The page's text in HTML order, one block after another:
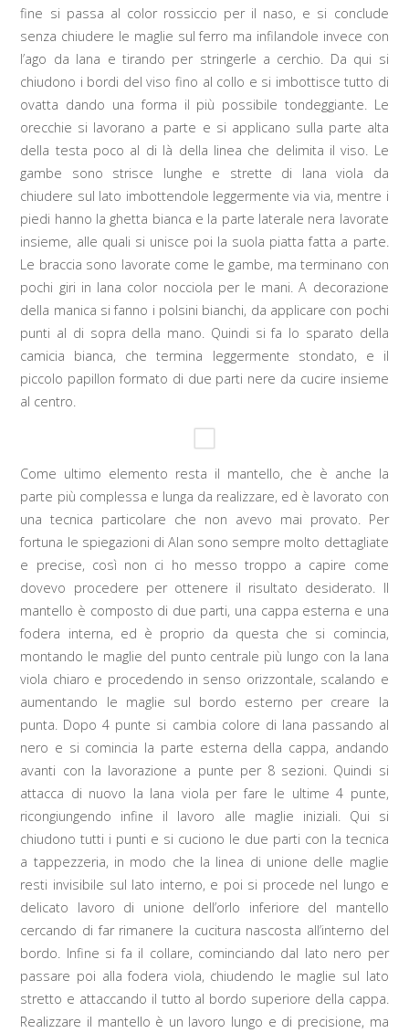
fine si passa al color rossiccio per il naso, e si conclude
senza chiudere le maglie sul ferro ma infilandole invece con
l’ago da lana e tirando per stringerle a cerchio. Da qui si
chiudono i bordi del viso fino al collo e si imbottisce tutto di
ovatta dando una forma il più possibile tondeggiante. Le
orecchie si lavorano a parte e si applicano sulla parte alta
della testa poco al di là della linea che delimita il viso. Le
gambe sono strisce lunghe e strette di lana viola da
chiudere sul lato imbottendole leggermente via via, mentre i
piedi hanno la ghetta bianca e la parte laterale nera lavorate
insieme, alle quali si unisce poi la suola piatta fatta a parte.
Le braccia sono lavorate come le gambe, ma terminano con
pochi giri in lana color nocciola per le mani. A decorazione
della manica si fanno i polsini bianchi, da applicare con pochi
punti al di sopra della mano. Quindi si fa lo sparato della
camicia bianca, che termina leggermente stondato, e il
piccolo papillon formato di due parti nere da cucire insieme
al centro.
Come ultimo elemento resta il mantello, che è anche la
parte più complessa e lunga da realizzare, ed è lavorato con
una tecnica particolare che non avevo mai provato. Per
fortuna le spiegazioni di Alan sono sempre molto dettagliate
e precise, così non ci ho messo troppo a capire come
dovevo procedere per ottenere il risultato desiderato. Il
mantello è composto di due parti, una cappa esterna e una
fodera interna, ed è proprio da questa che si comincia,
montando le maglie del punto centrale più lungo con la lana
viola chiaro e procedendo in senso orizzontale, scalando e
aumentando le maglie sul bordo esterno per creare la
punta. Dopo 4 punte si cambia colore di lana passando al
nero e si comincia la parte esterna della cappa, andando
avanti con la lavorazione a punte per 8 sezioni. Quindi si
attacca di nuovo la lana viola per fare le ultime 4 punte,
ricongiungendo infine il lavoro alle maglie iniziali. Qui si
chiudono tutti i punti e si cuciono le due parti con la tecnica
a tappezzeria, in modo che la linea di unione delle maglie
resti invisibile sul lato interno, e poi si procede nel lungo e
delicato lavoro di unione dell’orlo inferiore del mantello
cercando di far rimanere la cucitura nascosta all’interno del
bordo. Infine si fa il collare, cominciando dal lato nero per
passare poi alla fodera viola, chiudendo le maglie sul lato
stretto e attaccando il tutto al bordo superiore della cappa.
Realizzare il mantello è un lavoro lungo e di precisione, ma